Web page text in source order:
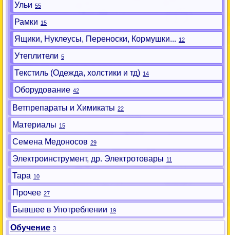
Ульи 55
Рамки 15
Ящики, Нуклеусы, Переноски, Кормушки... 12
Утеплители 5
Текстиль (Одежда, холстики и тд) 14
Оборудование 42
Ветпрепараты и Химикаты 22
Материалы 15
Семена Медоносов 29
Электроинструмент, др. Электротовары 11
Тара 10
Прочее 27
Бывшее в Употреблении 19
Обучение 3